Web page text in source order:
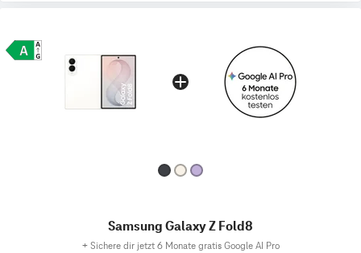
Samsung Galaxy Z Fold8
+ Sichere dir jetzt 6 Monate gratis Google AI Pro